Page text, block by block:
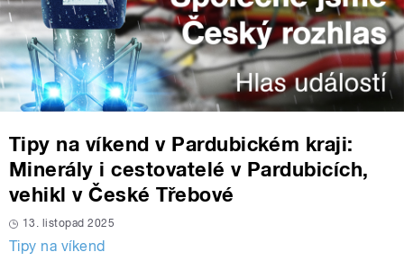
Tipy na víkend v Pardubickém kraji:
Minerály i cestovatelé v Pardubicích,
vehikl v České Třebové
13. listopad 2025
Tipy na víkend